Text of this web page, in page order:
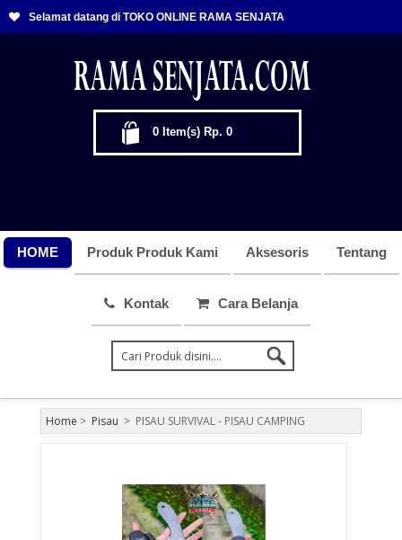
Selamat datang di TOKO ONLINE RAMA SENJATA
0 Item(s) Rp. 0
HOME Produk Produk Kami Aksesoris Tentang
Kontak Cara Belanja
Home > Pisau > PISAU SURVIVAL - PISAU CAMPING